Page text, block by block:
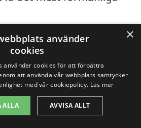
Titta på omdömen och
säkerställa att bolaget
Kontrollera om de
×
använder
cookies
använder cookies för att förbättra
att använda vår webbplats samtycker
med vår cookiepolicy. Läs mer
ALLA AVVISA ALLT